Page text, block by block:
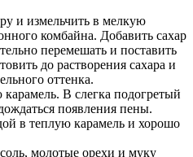
и измельчить в мелкую
комбайна. Добавить сахар
перемешать и поставить
до растворения сахара и
оттенка.
В слегка подогретый
появления пены.
в теплую карамель и хорошо
молотые орехи и муку